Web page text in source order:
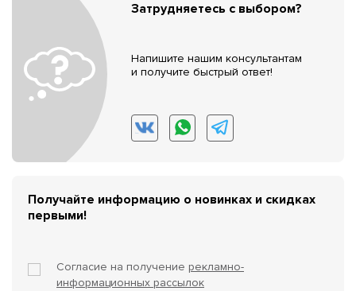
Затрудняетесь с выбором?
Напишите нашим консультантам
и получите быстрый ответ!
Получайте информацию о новинках и скидках
первыми!
Согласие на получение рекламно-
информационных рассылок